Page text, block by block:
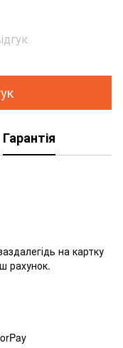
Гарантія
на картку
рахунок.